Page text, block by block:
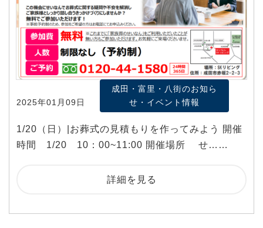
2025年01月09日
成田・富里・八街のお知ら
せ・イベント情報
1/20（日）|お葬式の見積もりを作ってみよう 開催
時間 1/20 10：00~11:00 開催場所 せ……
詳細を見る